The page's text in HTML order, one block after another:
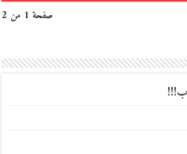
صفحة 1 من 2